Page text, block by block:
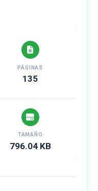
PÁGINAS
135
TAMAÑO
796.04 KB